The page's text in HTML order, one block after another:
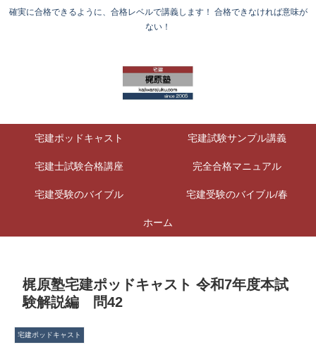
確実に合格できるように、合格レベルで講義します！ 合格できなければ意味が
ない！
宅建ポッドキャスト 宅建試験サンプル講義
宅建士試験合格講座 完全合格マニュアル
宅建受験のバイブル 宅建受験のバイブル/春
ホーム
梶原塾宅建ポッドキャスト 令和7年度本試
験解説編 問42
宅建ポッドキャスト